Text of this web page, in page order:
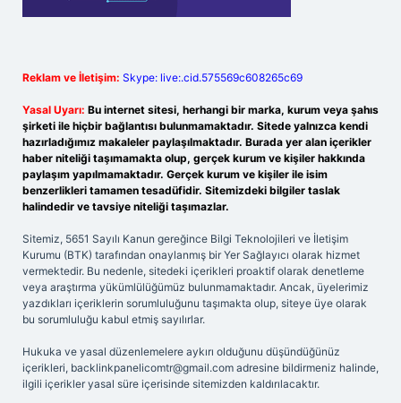
Reklam ve İletişim: Skype: live:.cid.575569c608265c69
Yasal Uyarı: Bu internet sitesi, herhangi bir marka, kurum veya şahıs
şirketi ile hiçbir bağlantısı bulunmamaktadır. Sitede yalnızca kendi
hazırladığımız makaleler paylaşılmaktadır. Burada yer alan içerikler
haber niteliği taşımamakta olup, gerçek kurum ve kişiler hakkında
paylaşım yapılmamaktadır. Gerçek kurum ve kişiler ile isim
benzerlikleri tamamen tesadüfidir. Sitemizdeki bilgiler taslak
halindedir ve tavsiye niteliği taşımazlar.
Sitemiz, 5651 Sayılı Kanun gereğince Bilgi Teknolojileri ve İletişim
Kurumu (BTK) tarafından onaylanmış bir Yer Sağlayıcı olarak hizmet
vermektedir. Bu nedenle, sitedeki içerikleri proaktif olarak denetleme
veya araştırma yükümlülüğümüz bulunmamaktadır. Ancak, üyelerimiz
yazdıkları içeriklerin sorumluluğunu taşımakta olup, siteye üye olarak
bu sorumluluğu kabul etmiş sayılırlar.
Hukuka ve yasal düzenlemelere aykırı olduğunu düşündüğünüz
içerikleri, backlinkpanelicomtr@gmail.com adresine bildirmeniz halinde,
ilgili içerikler yasal süre içerisinde sitemizden kaldırılacaktır.